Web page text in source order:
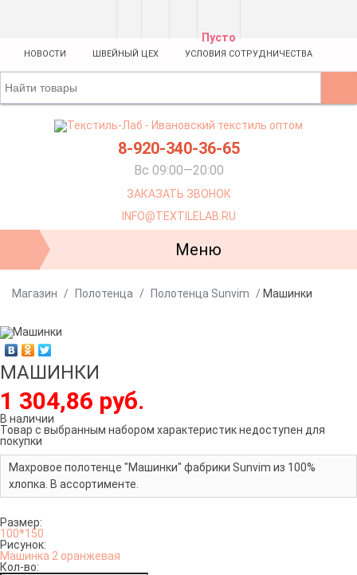
Пусто
НОВОСТИ ШВЕЙНЫЙ ЦЕХ УСЛОВИЯ СОТРУДНИЧЕСТВА
8-920-340-36-65
Вс 09:00—20:00
ЗАКАЗАТЬ ЗВОНОК
INFO@TEXTILELAB.RU
Меню
Магазин / Полотенца / Полотенца Sunvim / Машинки
МАШИНКИ
1 304,86 руб.
В наличии
Товар с выбранным набором характеристик недоступен для
покупки
Махровое полотенце "Машинки" фабрики Sunvim из 100%
хлопка. В ассортименте.
Размер:
100*150
Рисунок:
Машинка 2 оранжевая
Кол-во: